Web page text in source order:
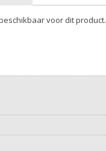
voor dit product.